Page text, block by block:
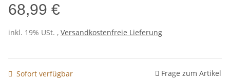
68,99 €
inkl. 19% USt. , Versandkostenfreie Lieferung
Sofort verfügbar Frage zum Artikel